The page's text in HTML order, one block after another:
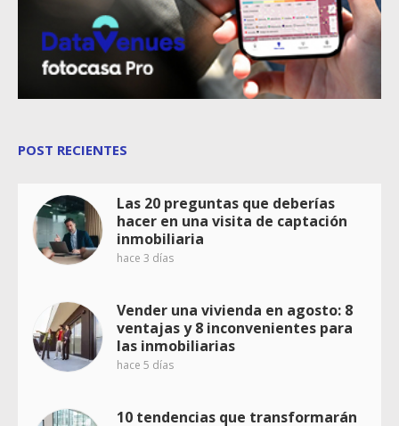
POST RECIENTES
Las 20 preguntas que deberías
hacer en una visita de captación
inmobiliaria
hace 3 días
Vender una vivienda en agosto: 8
ventajas y 8 inconvenientes para
las inmobiliarias
hace 5 días
10 tendencias que transformarán